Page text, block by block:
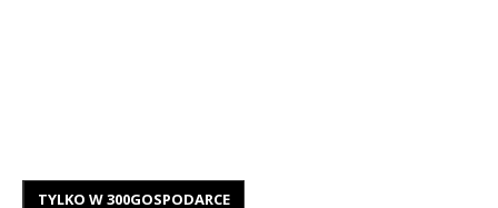
TYLKO W 300GOSPODARCE